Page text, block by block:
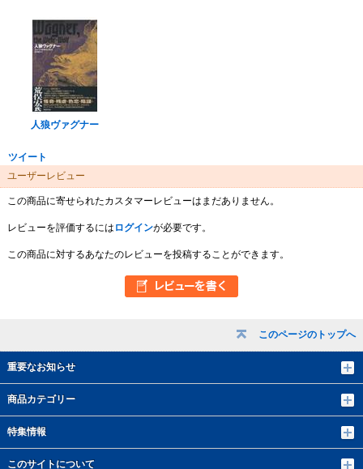
このページのトップへ
重要なお知らせ
商品カテゴリー
特集情報
このサイトについて
人狼ヴァグナー
ツイート
ユーザーレビュー
この商品に寄せられたカスタマーレビューはまだありません。
レビューを評価するには ログインが必要です。
この商品に対するあなたのレビューを投稿することができます。